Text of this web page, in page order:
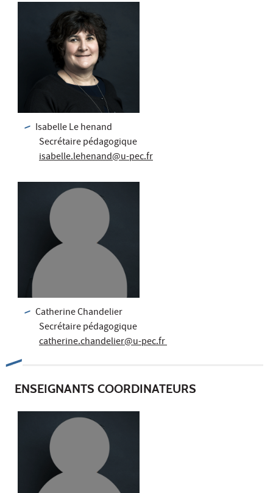
Isabelle Le henand
Secrétaire pédagogique
isabelle.lehenand@u-pec.fr
Catherine Chandelier
Secrétaire pédagogique
catherine.chandelier@u-pec.fr
ENSEIGNANTS COORDINATEURS